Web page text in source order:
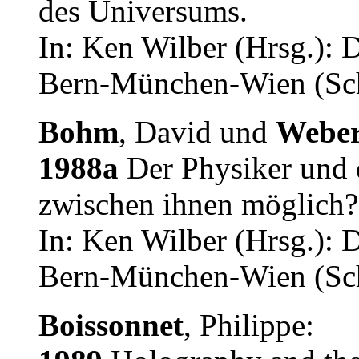
des Universums.
In: Ken Wilber (Hrsg.):
Bern-München-Wien
Bohm, David und
1988a Der Physiker
zwischen ihnen möglich?
In: Ken Wilber (Hrsg.):
Bern-München-Wien
Boissonnet, Philippe: